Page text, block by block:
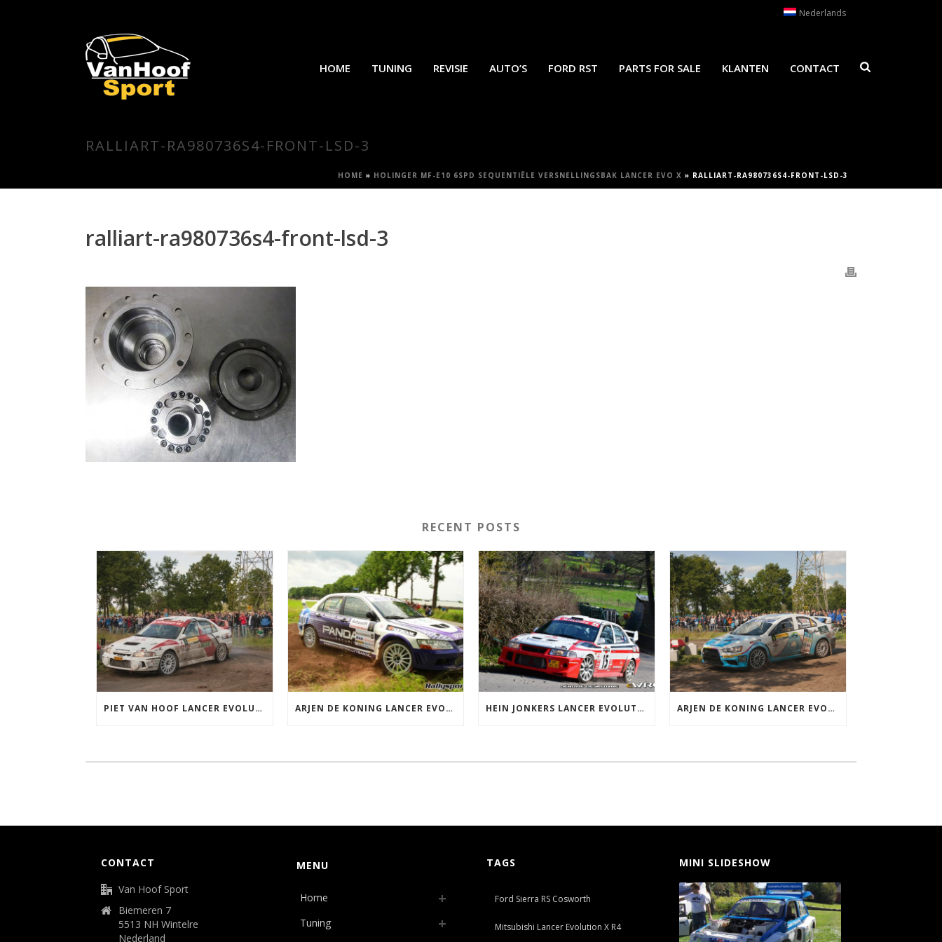
Nederlands
HOME TUNING REVISIE AUTO’S FORD RST PARTS FOR SALE KLANTEN CONTACT
RALLIART-RA980736S4-FRONT-LSD-3
HOME » HOLINGER MF-E10 6SPD SEQUENTIËLE VERSNELLINGSBAK LANCER EVO X » RALLIART-RA980736S4-FRONT-LSD-3
ralliart-ra980736s4-front-lsd-3
RECENT POSTS
PIET VAN HOOF LANCER EVOLUTION 4 GRP A ARJEN DE KONING LANCER EVOLUTION 7 GRP A HEIN JONKERS LANCER EVOLUTION GRP A ARJEN DE KONING LANCER EVOLUTION X R4
CONTACT
Van Hoof Sport
Biemeren 7
5513 NH Wintelre
Nederland
MENU
Home
Tuning
TAGS
Ford Sierra RS Cosworth
Mitsubishi Lancer Evolution X R4
MINI SLIDESHOW